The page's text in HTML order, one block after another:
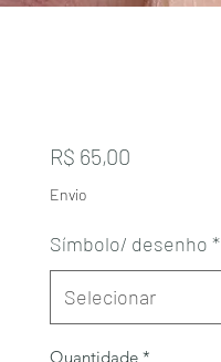
R$ 65,00Preço
Envio
Símbolo/ desenho *
Selecionar
Quantidade *